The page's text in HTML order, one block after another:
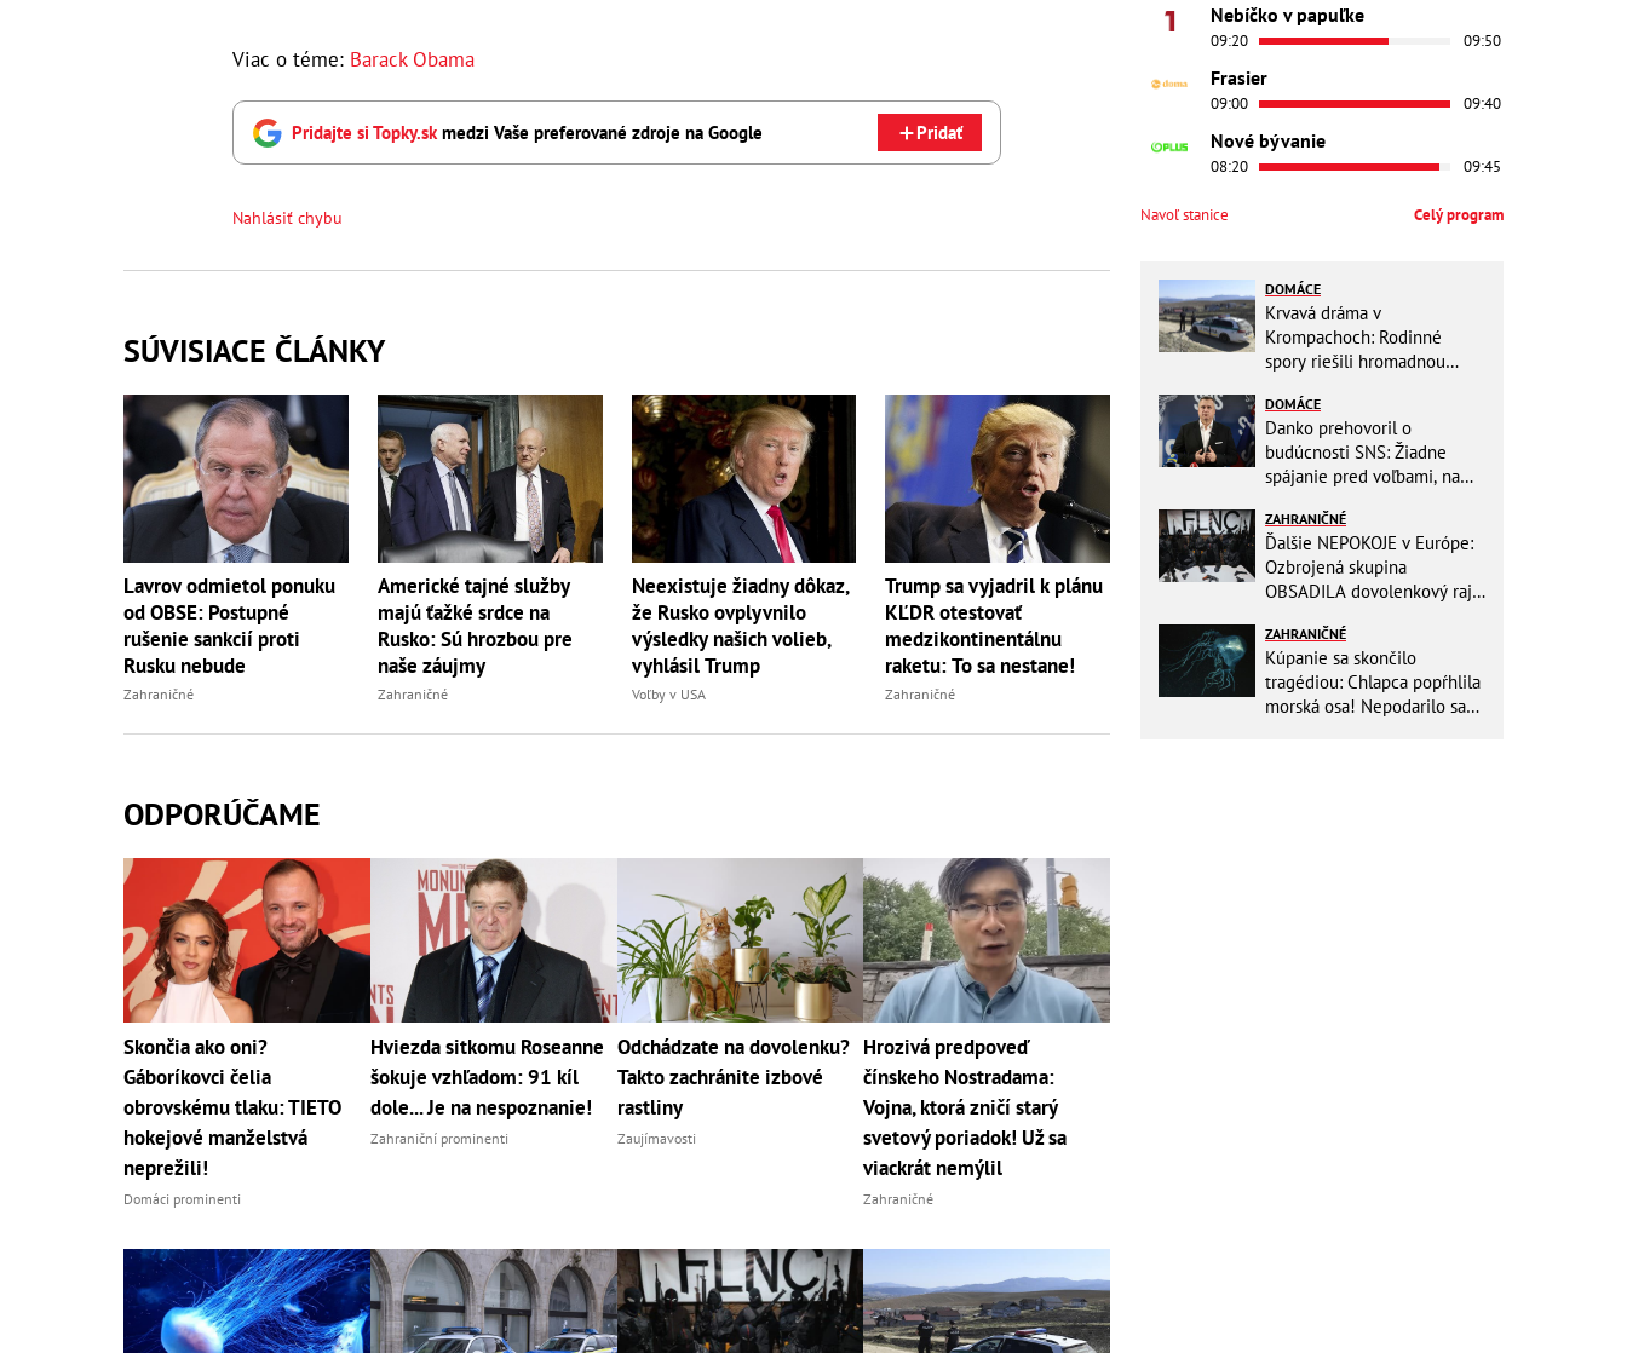
Viac o téme: Barack Obama
Pridajte si Topky.sk medzi Vaše preferované zdroje na Google Pridať
Nahlásiť chybu
SÚVISIACE ČLÁNKY
Lavrov odmietol ponuku
od OBSE: Postupné
rušenie sankcií proti
Rusku nebude
Zahraničné
Americké tajné služby
majú ťažké srdce na
Rusko: Sú hrozbou pre
naše záujmy
Zahraničné
Neexistuje žiadny dôkaz,
že Rusko ovplyvnilo
výsledky našich volieb,
vyhlásil Trump
Voľby v USA
Trump sa vyjadril k plánu
KĽDR otestovať
medzikontinentálnu
raketu: To sa nestane!
Zahraničné
ODPORÚČAME
Skončia ako oni?
Gáboríkovci čelia
obrovskému tlaku: TIETO
hokejové manželstvá
neprežili!
Domáci prominenti
Hviezda sitkomu Roseanne
šokuje vzhľadom: 91 kíl
dole... Je na nespoznanie!
Zahraniční prominenti
Odchádzate na dovolenku?
Takto zachránite izbové
rastliny
Zaujímavosti
Hrozivá predpoveď
čínskeho Nostradama:
Vojna, ktorá zničí starý
svetový poriadok! Už sa
viackrát nemýlil
Zahraničné
Nebíčko v papuľke
09:20 09:50
Frasier
09:00 09:40
Nové bývanie
08:20 09:45
Navoľ stanice Celý program
DOMÁCE
Krvavá dráma v
Krompachoch: Rodinné
spory riešili hromadnou
DOMÁCE
Danko prehovoril o
budúcnosti SNS: Žiadne
spájanie pred voľbami, na
ZAHRANIČNÉ
Ďalšie NEPOKOJE v Európe:
Ozbrojená skupina
OBSADILA dovolenkový raj,
turistom!
ZAHRANIČNÉ
Kúpanie sa skončilo
tragédiou: Chlapca popŕhlila
morská osa! Nepodarilo sa